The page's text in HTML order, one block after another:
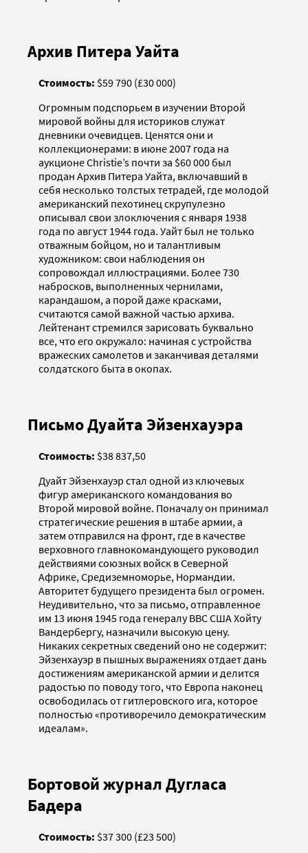
Архив Питера Уайта
Стоимость: $59 790 (£30 000)
Огромным подспорьем в изучении Второй
мировой войны для историков служат
дневники очевидцев. Ценятся они и
коллекционерами: в июне 2007 года на
аукционе Christie’s почти за $60 000 был
продан Архив Питера Уайта, включавший в
себя несколько толстых тетрадей, где молодой
американский пехотинец скрупулезно
описывал свои злоключения с января 1938
года по август 1944 года. Уайт был не только
отважным бойцом, но и талантливым
художником: свои наблюдения он
сопровождал иллюстрациями. Более 730
набросков, выполненных чернилами,
карандашом, а порой даже красками,
считаются самой важной частью архива.
Лейтенант стремился зарисовать буквально
все, что его окружало: начиная с устройства
вражеских самолетов и заканчивая деталями
солдатского быта в окопах.
Письмо Дуайта Эйзенхауэра
Стоимость: $38 837,50
Дуайт Эйзенхауэр стал одной из ключевых
фигур американского командования во
Второй мировой войне. Поначалу он принимал
стратегические решения в штабе армии, а
затем отправился на фронт, где в качестве
верховного главнокомандующего руководил
действиями союзных войск в Северной
Африке, Средиземноморье, Нормандии.
Авторитет будущего президента был огромен.
Неудивительно, что за письмо, отправленное
им 13 июня 1945 года генералу ВВС США Хойту
Вандербергу, назначили высокую цену.
Никаких секретных сведений оно не содержит:
Эйзенхауэр в пышных выражениях отдает дань
достижениям американской армии и делится
радостью по поводу того, что Европа наконец
освободилась от гитлеровского ига, которое
полностью «противоречило демократическим
идеалам».
Бортовой журнал Дугласа
Бадера
Стоимость: $37 300 (£23 500)